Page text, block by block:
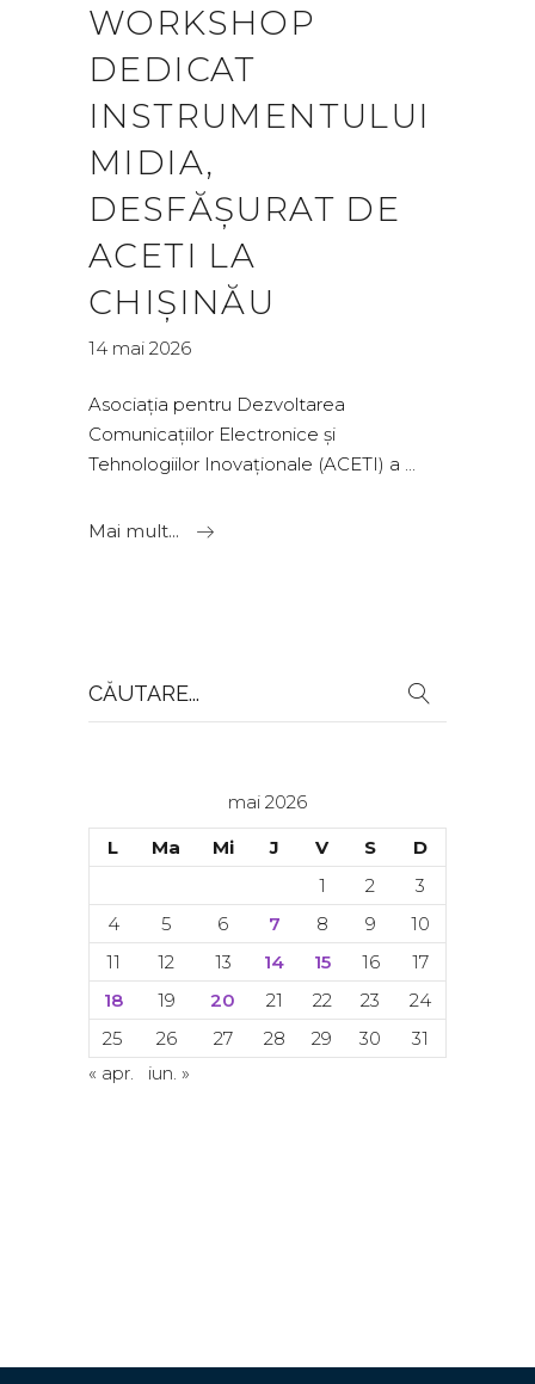
WORKSHOP
DEDICAT
INSTRUMENTULUI
MIDIA,
DESFĂȘURAT DE
ACETI LA
CHIȘINĂU
14 mai 2026
Asociația pentru Dezvoltarea
Comunicațiilor Electronice și
Tehnologiilor Inovaționale (ACETI) a
Mai mult...
Search
for:
mai 2026
L
Ma Mi J V S
D
1
2
3
4
5 6 7 8 9
10
11
12 13 14 15 16
17
18
19 20 21 22 23
24
25
26 27 28 29 30
31
« apr.
iun. »